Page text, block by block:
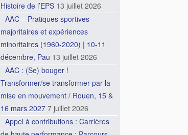
Histoire de l’EPS 13 juillet 2026
AAC – Pratiques sportives
majoritaires et expériences
minoritaires (1960-2020) | 10-11
décembre, Pau 13 juillet 2026
AAC : (Se) bouger !
Transformer/se transformer par la
mise en mouvement / Rouen, 15 &
16 mars 2027 7 juillet 2026
Appel à contributions : Carrières